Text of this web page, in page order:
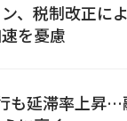
、税制改正によ
を憂慮
も延滞率上昇…